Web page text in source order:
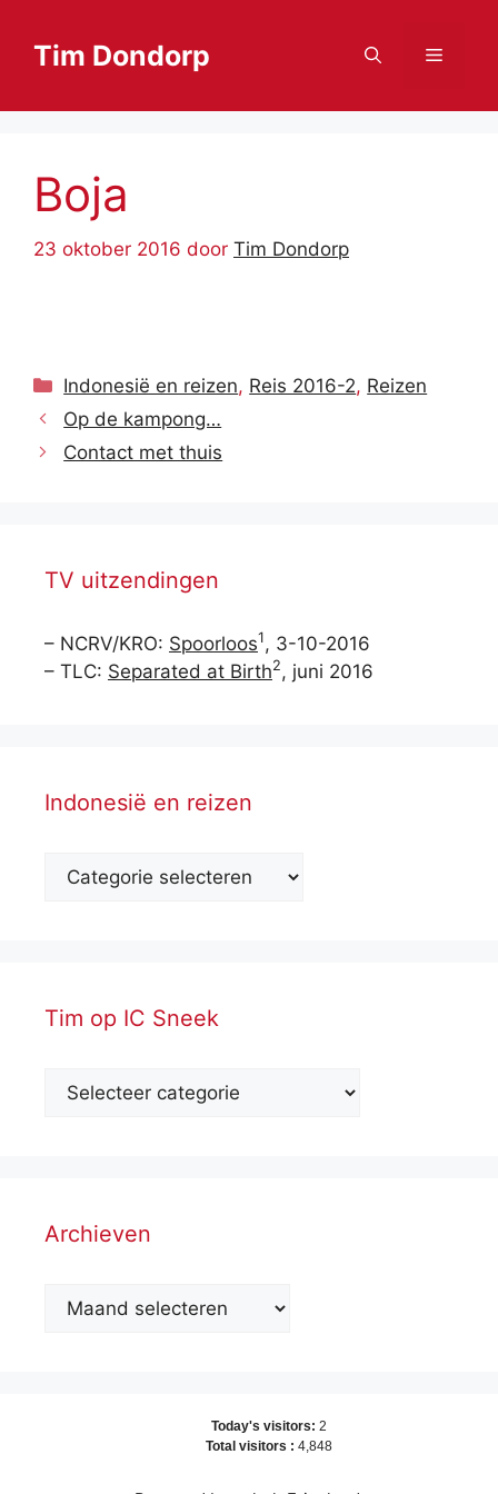
naarTim Dondorp Menu
Boja
23 oktober 2016 door Tim Dondorp
Categorieën
Indonesië en reizen, Reis 2016-2, Reizen
Op de kampong…
Contact met thuis
TV uitzendingen
– NCRV/KRO: Spoorloos1, 3-10-2016
– TLC: Separated at Birth2, juni 2016
Indonesië en reizen
Tim op IC Sneek
Archieven
Archieven
Today's visitors: 2
Total visitors : 4,848